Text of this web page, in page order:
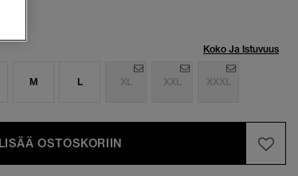
Koko Ja Istuvuus
M L XL XXL XXXL
LISÄÄ OSTOSKORIIN